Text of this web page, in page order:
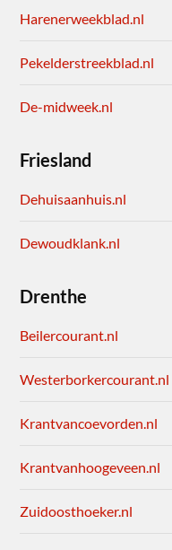
Harenerweekblad.nl
Pekelderstreekblad.nl
De-midweek.nl
Friesland
Dehuisaanhuis.nl
Dewoudklank.nl
Drenthe
Beilercourant.nl
Westerborkercourant.nl
Krantvancoevorden.nl
Krantvanhoogeveen.nl
Zuidoosthoeker.nl